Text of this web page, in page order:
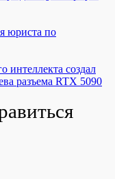
юриста по
интеллекта создал
разъема RTX 5090